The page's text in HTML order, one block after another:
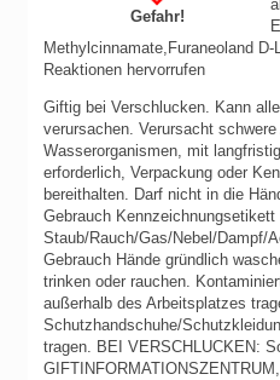
Gefahr!
Methylcinnamate,Furaneoland
Reaktionen hervorrufen
Giftig bei Verschlucken. Kann
verursachen. Verursacht
Wasserorganismen, mit
erforderlich, Verpackung oder
bereithalten. Darf nicht in die
Gebrauch Kennzeichnungsetikett
Staub/Rauch/Gas/Nebel/Dampf/
Gebrauch Hände gründlich
trinken oder rauchen.
außerhalb des Arbeitsplatzes
Schutzhandschuhe/
tragen. BEI VERSCHLUCKEN: